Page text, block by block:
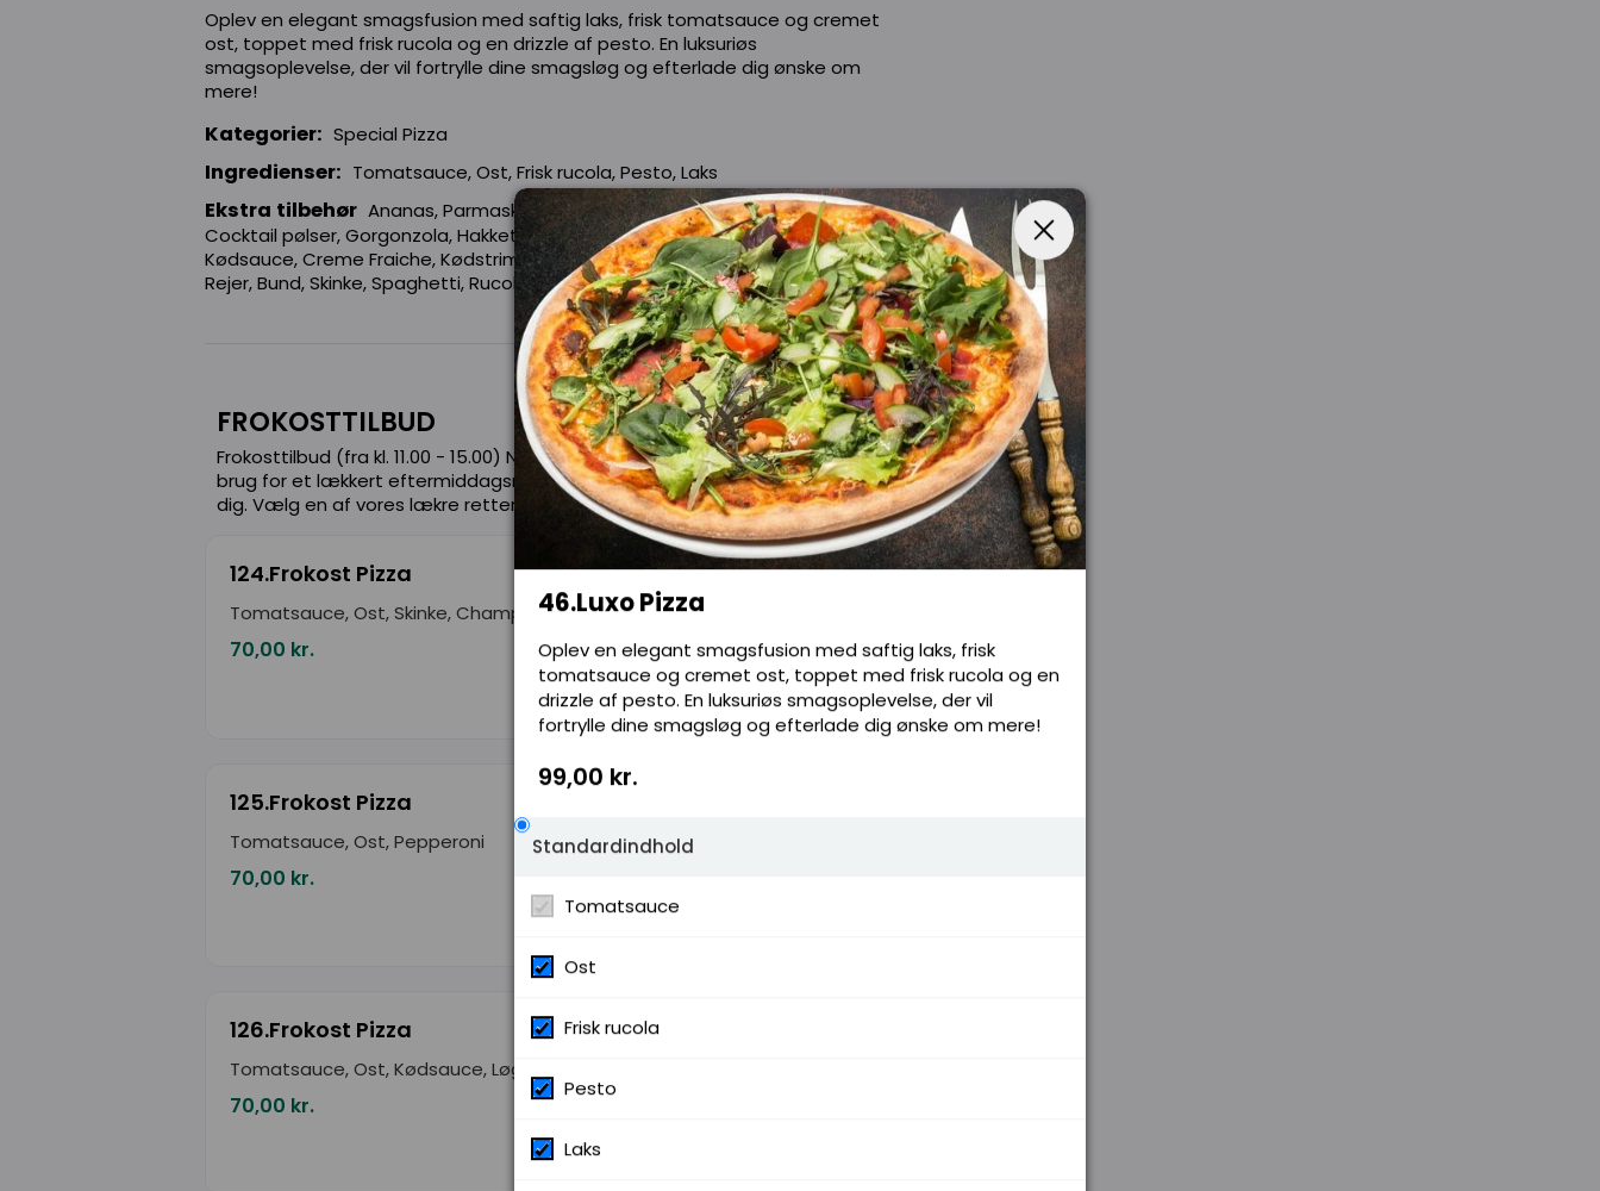
Oplev en elegant smagsfusion med saftig laks, frisk tomatsauce og cremet
ost, toppet med frisk rucola og en drizzle af pesto. En luksuriøs
smagsoplevelse, der vil fortrylle dine smagsløg og efterlade dig ønske om
mere!
Kategorier: Special Pizza
Ingredienser: Tomatsauce, Ost, Frisk rucola, Pesto, Laks
Ekstra tilbehør Ananas, Parmaskinke, Bacon, Champignon, Chili, Jalopenos,
Cocktail pølser, Gorgonzola, Hakket oksekød, Hvidløg, Kebab, Kylling,
Kødsauce, Creme Fraiche, Kødstrimler, Løg, Oliven, Ost, Paprika, Pepperoni,
Rejer, Bund, Skinke, Spaghetti, Rucola, Salat, Thousand Island, Tyrkisk salami
FROKOSTTILBUD
Frokosttilbud (fra kl. 11.00 - 15.00) Når frokostsulten melder sig, eller du har
brug for et lækkert eftermiddagsmåltid har vi altid et godt frokosttilbud til
dig. Vælg en af vores lækre retter fra menuen til højre. God appetit!
124.Frokost Pizza
Tomatsauce, Ost, Skinke, Champignon
70,00 kr.
125.Frokost Pizza
Tomatsauce, Ost, Pepperoni
70,00 kr.
126.Frokost Pizza
Tomatsauce, Ost, Kødsauce, Løg
70,00 kr.
46.Luxo Pizza
Oplev en elegant smagsfusion med saftig laks, frisk
tomatsauce og cremet ost, toppet med frisk rucola og en
drizzle af pesto. En luksuriøs smagsoplevelse, der vil
fortrylle dine smagsløg og efterlade dig ønske om mere!
99,00 kr.
Standardindhold
Tomatsauce
Ost
Frisk rucola
Pesto
Laks